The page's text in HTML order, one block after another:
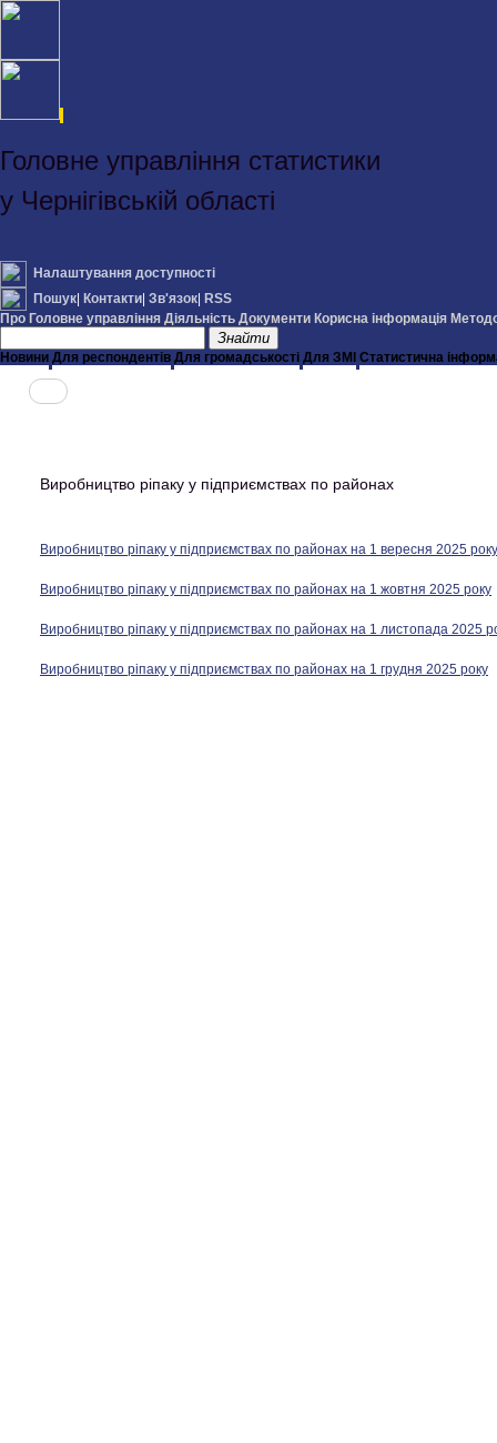
Головне управління статистики
у Чернігівській області
Налаштування доступності
Пошук| Контакти| Зв'язок| RSS
Про Головне управління Діяльність Документи Корисна інформація
Знайти
Новини Для респондентів Для громадськості Для ЗМІ Статистична
Виробництво ріпаку у підприємствах по районах
Виробництво ріпаку у підприємствах по районах на 1 вересня 2025 року
Виробництво ріпаку у підприємствах по районах на 1 жовтня 2025 року
Виробництво ріпаку у підприємствах по районах на 1 листопада 2025
Виробництво ріпаку у підприємствах по районах на 1 грудня 2025 року